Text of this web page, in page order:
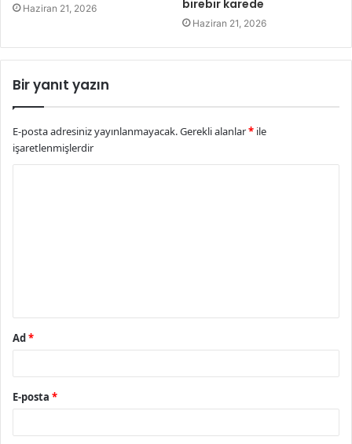
Haziran 21, 2026
birebir karede
Haziran 21, 2026
Bir yanıt yazın
E-posta adresiniz yayınlanmayacak.Gerekli alanlar* ile
işaretlenmişlerdir
Ad*
E-posta *